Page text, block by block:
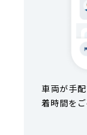
車両が手
着時間をご